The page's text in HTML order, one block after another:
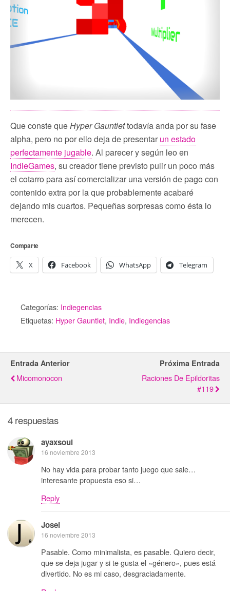
Que conste queHyper Gauntlettodavía anda por su fase
alpha, pero no por ello deja de presentar un estado
perfectamente jugable. Al parecer y según leo en
IndieGames, su creador tiene previsto pulir un poco más
el cotarro para así comercializar una versión de pago con
contenido extra por la que probablemente acabaré
dejando mis cuartos. Pequeñas sorpresas como ésta lo
merecen.
Comparte
X Facebook WhatsApp Telegram
Categorías: Indiegencias
Etiquetas: Hyper Gauntlet, Indie, Indiegencias
Entrada Anterior
Micomonocon
Próxima Entrada
Raciones De Epildoritas
#119
4 respuestas
ayaxsoul
16 noviembre 2013
No hay vida para probar tanto juego que sale…
interesante propuesta eso si…
Reply
Josei
16 noviembre 2013
Pasable. Como minimalista, es pasable. Quiero decir,
que se deja jugar y si te gusta el «género», pues está
divertido. No es mi caso, desgraciadamente.